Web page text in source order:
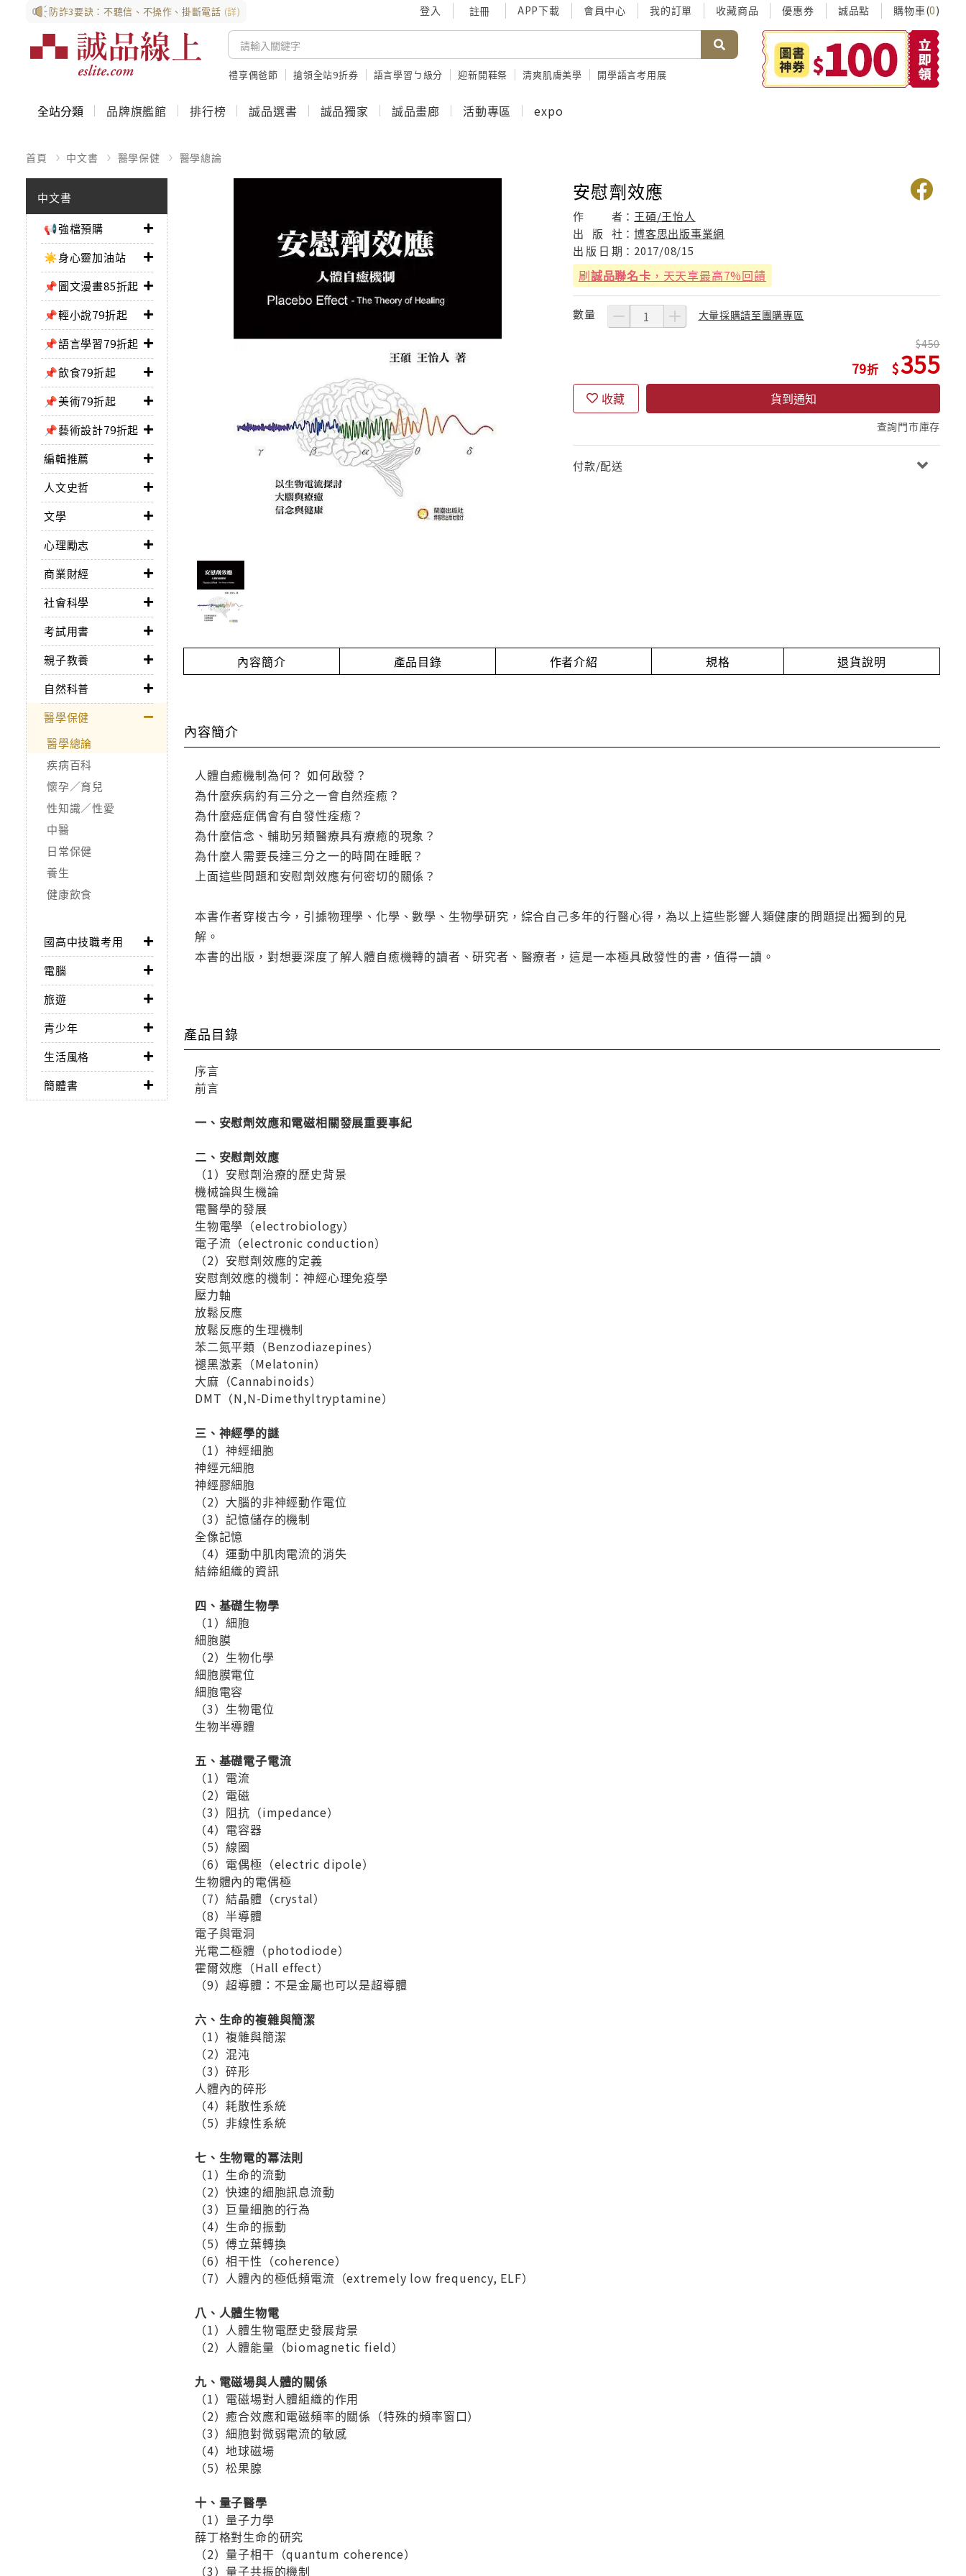
防詐3要訣：不聽信、不操作、掛斷電話 (詳) 登入 註冊 APP下載 會員中心 我的訂單 收藏商品 優惠券 誠品點 購物車(0)
禮享偶爸節 搶領全站9折券 語言學習ㄅ級分 迎新開鞋祭 清爽肌膚美學 開學語言考用展
全站分類 品牌旗艦館 排行榜 誠品選書 誠品獨家 誠品畫廊 活動專區 expo
首頁 中文書 醫學保健 醫學總論
中文書
📢強檔預購
☀️身心靈加油站
📌圖文漫畫85折起
📌輕小說79折起
📌語言學習79折起
📌飲食79折起
📌美術79折起
📌藝術設計79折起
編輯推薦
人文史哲
文學
心理勵志
商業財經
社會科學
考試用書
親子教養
自然科普
醫學保健
醫學總論
疾病百科
懷孕／育兒
性知識／性愛
中醫
日常保健
養生
健康飲食
國高中技職考用
電腦
旅遊
青少年
生活風格
簡體書
安慰劑效應
作 者： 王碩/王怡人
出
版 社：博客思出版事業網
出 版 日 期： 2017/08/15
刷誠品聯名卡 ，天天享最高7%回饋
數量 大量採購請至團購專區
79
450
355
收藏 貨到通知
查詢門市庫存
付款/配送
內容簡介 產品目錄 作者介紹 規格 退貨說明
內容簡介
人體自癒機制為何？ 如何啟發？
為什麼疾病約有三分之一會自然痊癒？
為什麼癌症偶會有自發性痊癒？
為什麼信念、輔助另類醫療具有療癒的現象？
為什麼人需要長達三分之一的時間在睡眠？
上面這些問題和安慰劑效應有何密切的關係？
本書作者穿梭古今，引據物理學、化學、數學、生物學研究，綜合自己多年的行醫心得，為以上這些影響人類健康的問題提出獨到的見
解。
本書的出版，對想要深度了解人體自癒機轉的讀者、研究者、醫療者，這是一本極具啟發性的書，值得一讀。
產品目錄
序言
前言
一、安慰劑效應和電磁相關發展重要事紀
二、安慰劑效應
（1）安慰劑治療的歷史背景
機械論與生機論
電醫學的發展
生物電學（electrobiology）
電子流（electronic conduction）
（2）安慰劑效應的定義
安慰劑效應的機制：神經心理免疫學
壓力軸
放鬆反應
放鬆反應的生理機制
苯二氮平類（Benzodiazepines）
褪黑激素（Melatonin）
大麻（Cannabinoids）
DMT（N,N-Dimethyltryptamine）
三、神經學的謎
（1）神經細胞
神經元細胞
神經膠細胞
（2）大腦的非神經動作電位
（3）記憶儲存的機制
全像記憶
（4）運動中肌肉電流的消失
結締組織的資訊
四、基礎生物學
（1）細胞
細胞膜
（2）生物化學
細胞膜電位
細胞電容
（3）生物電位
生物半導體
五、基礎電子電流
（1）電流
（2）電磁
（3）阻抗（impedance）
（4）電容器
（5）線圈
（6）電偶極（electric dipole）
生物體內的電偶極
（7）結晶體（crystal）
（8）半導體
電子與電洞
光電二極體（photodiode）
霍爾效應（Hall effect）
（9）超導體：不是金屬也可以是超導體
六、生命的複雜與簡潔
（1）複雜與簡潔
（2）混沌
（3）碎形
人體內的碎形
（4）耗散性系統
（5）非線性系統
七、生物電的冪法則
（1）生命的流動
（2）快速的細胞訊息流動
（3）巨量細胞的行為
（4）生命的振動
（5）傅立葉轉換
（6）相干性（coherence）
（7）人體內的極低頻電流（extremely low frequency, ELF）
八、人體生物電
（1）人體生物電歷史發展背景
（2）人體能量（biomagnetic field）
九、電磁場與人體的關係
（1）電磁場對人體組織的作用
（2）癒合效應和電磁頻率的關係（特殊的頻率窗口）
（3）細胞對微弱電流的敏感
（4）地球磁場
（5）松果腺
十、量子醫學
（1）量子力學
薛丁格對生命的研究
（2）量子相干（quantum coherence）
（3）量子共振的機制